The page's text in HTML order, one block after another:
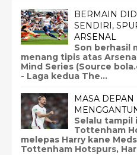
BERMAIN
SENDIRI,
ARSENAL
Son berhasil
menang tipis atas
Mind Series (Source
- Laga kedua The...
MASA DEPAN
Selalu tampil
Tottenham
melepas Harry kane
Tottenham Hotspurs,